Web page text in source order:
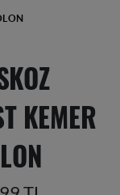
KEMER